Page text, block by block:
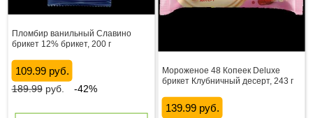
Пломбир ванильный Славино
брикет 12% брикет, 200 г
109.99 руб.
189.99руб. -42%
Мороженое 48 Копеек Deluxe
брикет Клубничный десерт, 243 г
139.99 руб.